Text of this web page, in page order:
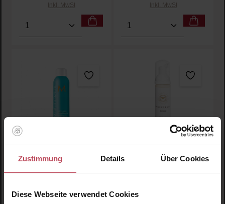
Zustimmung Details Über Cookies
Diese Webseite verwendet Cookies
Inkl. MwSt
Produkt Anzahl: Gib den gewünschten Wert ein
Inkl. MwSt
Produkt Anzahl: Gib
Dry Shampoo - Dark Tones
Innersense Organic